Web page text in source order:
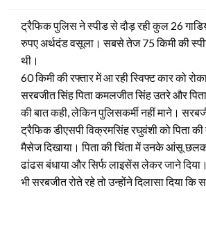
ट्रैफिक पुलिस ने स्पीड से दौड़ रही कुल 26
रुपए अर्थदंड वसूला। सबसे तेज 75 किमी की
थी।
60 किमी की रफ्तार में आ रही स्विफ्ट कार को
सरबजीत सिंह पिता कमलजीत सिंह उतरे और
की बात कही, लेकिन पुलिसकर्मी नहीं माने।
ट्रैफिक डीएसपी विक्रमसिंह रघुवंशी को पिता
मैसेज दिखाया। पिता की चिंता में उनके आंसू
ढांढस बंधाया और सिर्फ लाइसेंस लेकर जाने
भी सरबजीत रोते रहे तो उन्होंने दिलासा दिया कि